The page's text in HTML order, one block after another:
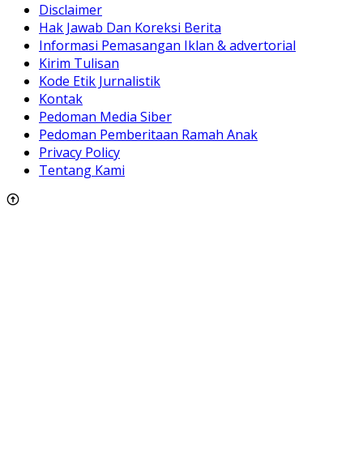
Disclaimer
Hak Jawab Dan Koreksi Berita
Informasi Pemasangan Iklan & advertorial
Kirim Tulisan
Kode Etik Jurnalistik
Kontak
Pedoman Media Siber
Pedoman Pemberitaan Ramah Anak
Privacy Policy
Tentang Kami